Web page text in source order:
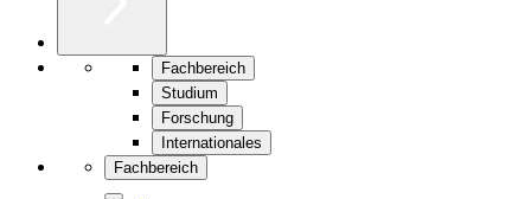
Fachbereich
Studium
Forschung
Internationales
Fachbereich